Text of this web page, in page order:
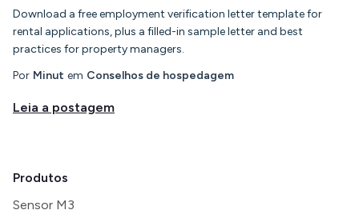
Download a free employment verification letter template for
rental applications, plus a filled-in sample letter and best
practices for property managers.
Por Minut em Conselhos de hospedagem
Leia a postagem
Produtos
Sensor M3